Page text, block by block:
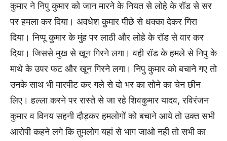
कुमार ने निपु कुमार को जान मारने के नियत से लोहे के रॉड से सर
पर हमला कर दिया। अवधेश कुमार पीछे से धक्का देकर गिरा
दिया। निप्पू कुमार के मुंह पर लाठी और लोहे के रॉड से वार कर
दिया। जिससे मुख से खून गिरने लगा। वही रॉड के हमले से निपु के
माथे के उपर फट और खून गिरने लगा। निपु कुमार को बचाने गए तो
उनके साथ भी मारपीट कर गले से दो भर का सोने का चेन छीन
लिए। हल्ला करने पर रास्ते से जा रहे शिवकुमार यादव, रविरंजन
कुमार व विनय सहनी दौड़कर हमलोगों को बचाने आये तो उक्त सभी
आरोपी कहने लगे कि तुमलोग यहां से भाग जाओ नही तो सभी का